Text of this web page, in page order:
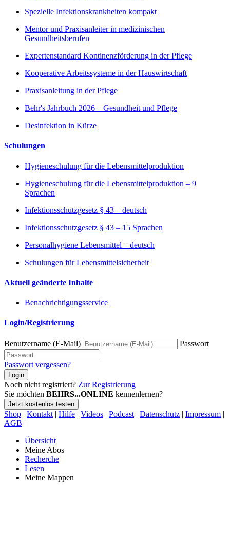
Spezielle Infektionskrankheiten kompakt
Mentor und Praxisanleiter in medizinischen
Gesundheitsberufen
Expertenstandard Kontinenzförderung in der Pflege
Kooperative Arbeitssysteme in der Hauswirtschaft
Praxisanleitung in der Pflege
Behr's Jahrbuch 2026 – Gesundheit und Pflege
Desinfektion in Kürze
Schulungen
Hygieneschulung für die Lebensmittelproduktion
Hygieneschulung für die Lebensmittelproduktion – 9
Sprachen
Infektionsschutzgesetz § 43 – deutsch
Infektionsschutzgesetz § 43 – 15 Sprachen
Personalhygiene Lebensmittel – deutsch
Schulungen für Lebensmittelsicherheit
Aktuell geänderte Inhalte
Benachrichtigungsservice
Login/Registrierung
Benutzername (E-Mail) Passwort
Passwort vergessen?
Login
Noch nicht registriert? Zur Registrierung
Sie möchten BEHRS...ONLINE kennenlernen?
Jetzt kostenlos testen
Shop | Kontakt | Hilfe | Videos | Podcast | Datenschutz | Impressum |
AGB |
Übersicht
Meine Abos
Recherche
Lesen
Meine Mappen